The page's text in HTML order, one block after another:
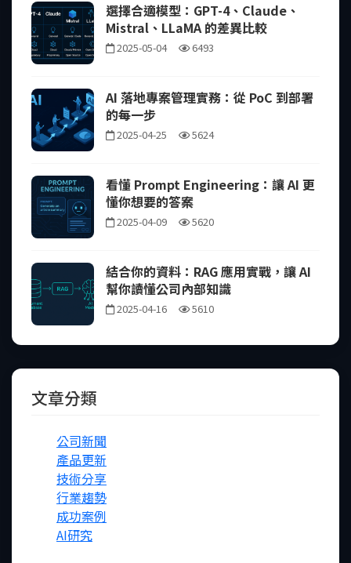
選擇合適模型：GPT-4、Claude、
Mistral、LLaMA 的差異比較
2025-05-04 6493
AI 落地專案管理實務：從 PoC 到部署
的每一步
2025-04-25 5624
看懂 Prompt Engineering：讓 AI 更
懂你想要的答案
2025-04-09 5620
結合你的資料：RAG 應用實戰，讓 AI
幫你讀懂公司內部知識
2025-04-16 5610
文章分類
公司新聞
產品更新
技術分享
行業趨勢
成功案例
AI研究